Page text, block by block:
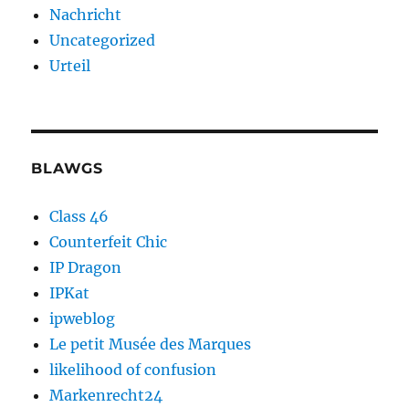
Nachricht
Uncategorized
Urteil
BLAWGS
Class 46
Counterfeit Chic
IP Dragon
IPKat
ipweblog
Le petit Musée des Marques
likelihood of confusion
Markenrecht24